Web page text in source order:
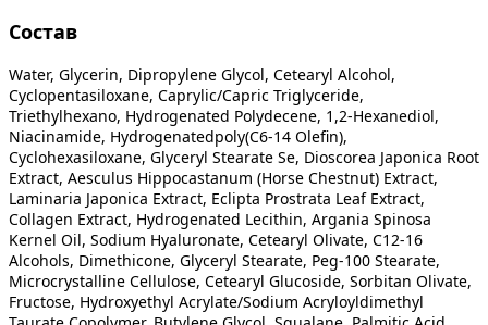
Состав
Water, Glycerin, Dipropylene Glycol, Cetearyl Alcohol,
Cyclopentasiloxane, Caprylic/Capric Triglyceride,
Triethylhexano, Hydrogenated Polydecene, 1,2-Hexanediol,
Niacinamide, Hydrogenatedpoly(C6-14 Olefin),
Cyclohexasiloxane, Glyceryl Stearate Se, Dioscorea Japonica Root
Extract, Aesculus Hippocastanum (Horse Chestnut) Extract,
Laminaria Japonica Extract, Eclipta Prostrata Leaf Extract,
Collagen Extract, Hydrogenated Lecithin, Argania Spinosa
Kernel Oil, Sodium Hyaluronate, Cetearyl Olivate, C12-16
Alcohols, Dimethicone, Glyceryl Stearate, Peg-100 Stearate,
Microcrystalline Cellulose, Cetearyl Glucoside, Sorbitan Olivate,
Fructose, Hydroxyethyl Acrylate/Sodium Acryloyldimethyl